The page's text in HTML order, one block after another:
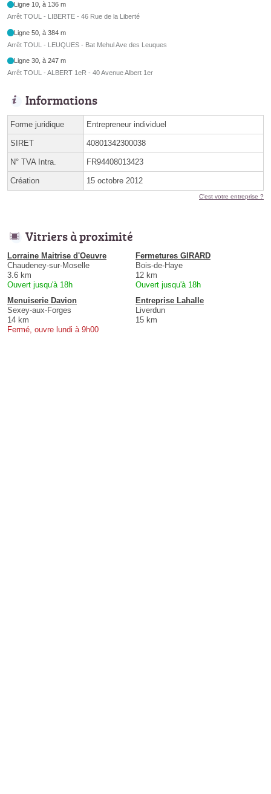
Ligne 10, à 136 m
Arrêt TOUL - LIBERTE - 46 Rue de la Liberté
Ligne 50, à 384 m
Arrêt TOUL - LEUQUES - Bat Mehul Ave des Leuques
Ligne 30, à 247 m
Arrêt TOUL - ALBERT 1eR - 40 Avenue Albert 1er
Informations
Forme juridique Entrepreneur individuel
SIRET 40801342300038
N° TVA Intra. FR94408013423
Création 15 octobre 2012
C'est votre entreprise ?
Vitriers à proximité
Lorraine Maitrise d'Oeuvre
Chaudeney-sur-Moselle
3.6 km
Ouvert jusqu'à 18h
Fermetures GIRARD
Bois-de-Haye
12 km
Ouvert jusqu'à 18h
Menuiserie Davion
Sexey-aux-Forges
14 km
Fermé, ouvre lundi à 9h00
Entreprise Lahalle
Liverdun
15 km